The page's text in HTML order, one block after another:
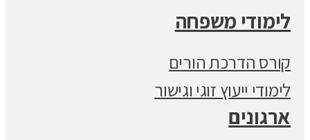
לימודי משפחה
קורס הדרכת הורים
לימודי ייעוץ זוגי וגישור
ארגונים